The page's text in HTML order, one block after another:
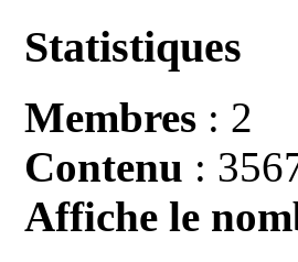
Statistiques
Membres : 2
Contenu :
Affiche le